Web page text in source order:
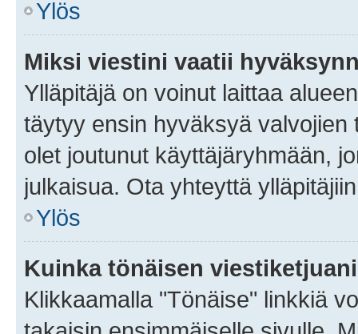
Ylös
Miksi viestini vaatii
Ylläpitäjä on voinut laittaa
täytyy ensin hyväksyä
olet joutunut käyttäjäryhmään,
julkaisua. Ota yhteyttä
Ylös
Kuinka tönäisen
Klikkaamalla "Tönäise" linkkiä